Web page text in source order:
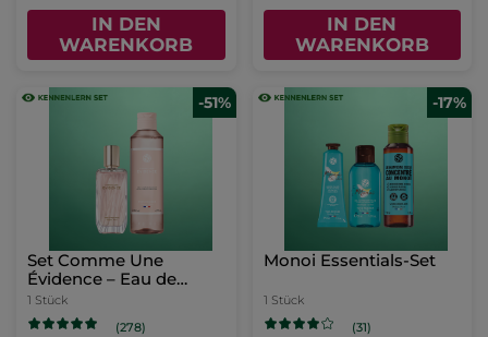
IN DEN
WARENKORB
IN DEN
WARENKORB
-51%
Set Comme Une
Évidence – Eau de
Parfum & Duschgel
1 Stück
(278)
-17%
Monoi Essentials-Set
1 Stück
(31)